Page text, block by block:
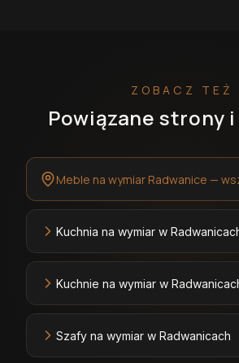
ZOBACZ TEŻ
Powiązane strony
Meble na wymiar Radwanice —
Kuchnia na wymiar w
Kuchnie na wymiar w
Szafy na wymiar w Radwanicach